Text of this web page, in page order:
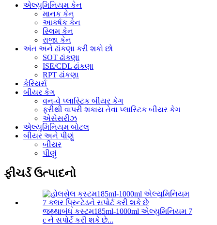
એલ્યુમિનિયમ કેન
માનક કેન
આકર્ષક કેન
સ્લિમ કેન
રાજા કેન
અંત અને ઢાંકણા કરી શકો છો
SOT ઢાંકણા
ISE/CDL ઢાંકણા
RPT ઢાંકણા
કેરિયર્સ
બીયર કેગ
વન-વે પ્લાસ્ટિક બીયર કેગ
ફરીથી વાપરી શકાય તેવા પ્લાસ્ટિક બીયર કેગ
એસેસરીઝ
એલ્યુમિનિયમ બોટલ
બીયર અને પીણું
બીયર
પીણું
ફીચર્ડ ઉત્પાદનો
જથ્થાબંધ કસ્ટમ185ml-1000ml એલ્યુમિનિયમ 7
c ને સપોર્ટ કરી શકે છે...